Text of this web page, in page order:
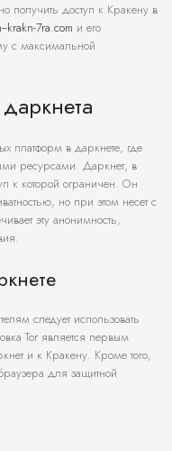
получить доступ к Кракену в
krakn-7ra.com и его
с максимальной
платформ в даркнете, где
ресурсами. Даркнет, в
к которой ограничен. Он
но при этом несет с
эту анонимность,
следует использовать
Tor является первым
и к Кракену. Кроме того,
для защитной